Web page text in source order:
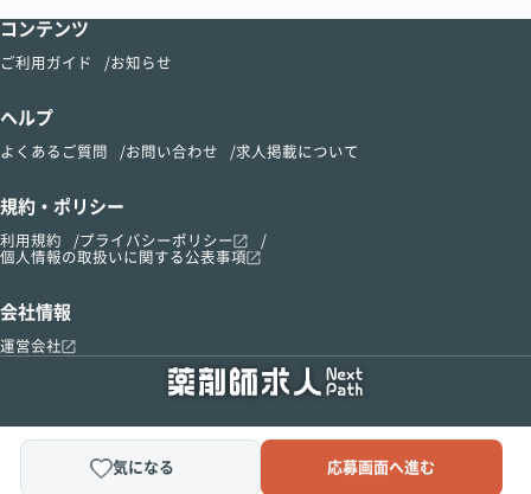
気になる 応募画面へ進む
コンテンツ
ご利用ガイド お知らせ
ヘルプ
よくあるご質問 お問い合わせ 求人掲載について
規約・ポリシー
利用規約
プライバシーポリシー
個人情報の取扱いに関する公表事項
会社情報
運営会社